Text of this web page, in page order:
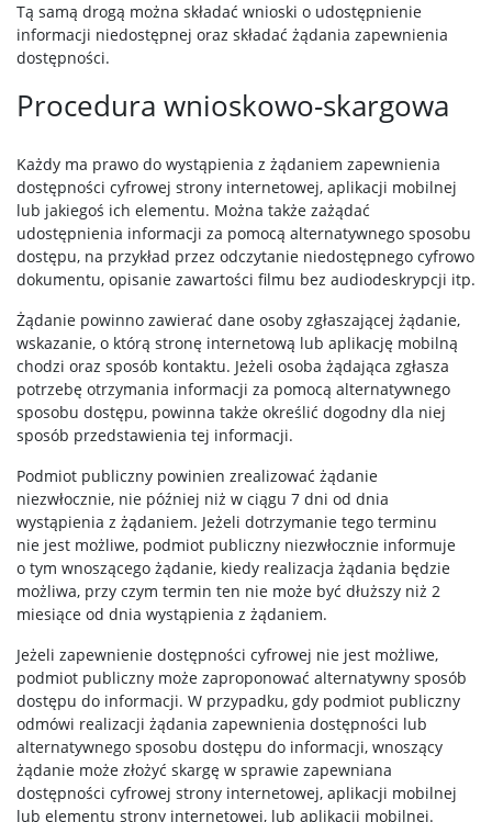
Tą samą drogą można składać wnioski o udostępnienie
informacji niedostępnej oraz składać żądania zapewnienia
dostępności.
Procedura wnioskowo-skargowa
Każdy ma prawo do wystąpienia z żądaniem zapewnienia
dostępności cyfrowej strony internetowej, aplikacji mobilnej
lub jakiegoś ich elementu. Można także zażądać
udostępnienia informacji za pomocą alternatywnego sposobu
dostępu, na przykład przez odczytanie niedostępnego cyfrowo
dokumentu, opisanie zawartości filmu bez audiodeskrypcji itp.
Żądanie powinno zawierać dane osoby zgłaszającej żądanie,
wskazanie, o którą stronę internetową lub aplikację mobilną
chodzi oraz sposób kontaktu. Jeżeli osoba żądająca zgłasza
potrzebę otrzymania informacji za pomocą alternatywnego
sposobu dostępu, powinna także określić dogodny dla niej
sposób przedstawienia tej informacji.
Podmiot publiczny powinien zrealizować żądanie
niezwłocznie, nie później niż w ciągu 7 dni od dnia
wystąpienia z żądaniem. Jeżeli dotrzymanie tego terminu
nie jest możliwe, podmiot publiczny niezwłocznie informuje
o tym wnoszącego żądanie, kiedy realizacja żądania będzie
możliwa, przy czym termin ten nie może być dłuższy niż 2
miesiące od dnia wystąpienia z żądaniem.
Jeżeli zapewnienie dostępności cyfrowej nie jest możliwe,
podmiot publiczny może zaproponować alternatywny sposób
dostępu do informacji. W przypadku, gdy podmiot publiczny
odmówi realizacji żądania zapewnienia dostępności lub
alternatywnego sposobu dostępu do informacji, wnoszący
żądanie może złożyć skargę w sprawie zapewniana
dostępności cyfrowej strony internetowej, aplikacji mobilnej
lub elementu strony internetowej, lub aplikacji mobilnej.